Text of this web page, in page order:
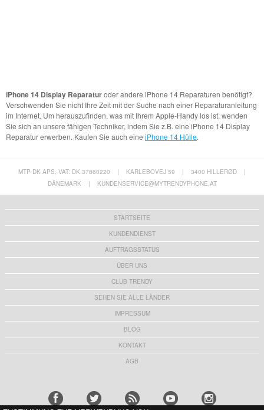
iPhone 14 Display Reparaturoder andere iPhone 14 Reparaturen benötigt?
Verschwenden Sie nicht Ihre Zeit mit der Suche nach einer Reparaturanleitung
im Internet. Um herauszufinden, was mit Ihrem Apple-Handy los ist, wenden
Sie sich an unsere fähigen Techniker, indem Sie z.B. eine iPhone 14 Display
Reparatur erwerben. Kaufen Sie auch eine iPhone 14 Hülle.
MTP DK APS, VAT: DK 37860220 | KARLEBOVEJ 59 | 3400 HILLERØD
|
DÄNEMARK
| KUNDENSERVICE@MYTRENDYPHONE.AT
STARTSEITE
KUNDENDIENST
AUFTRAGSSTATUS
ÜBER UNS
CLUB TRENDY
SEHEN SIE ALLE LÄNDER
IMPRESSUM
BLOG
KONTAKT
AGB